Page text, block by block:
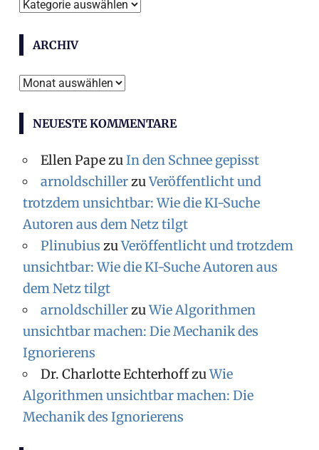
Themen
ARCHIV
Archiv
NEUESTE KOMMENTARE
Ellen PapezuIn den Schnee gepisst
arnoldschillerzuVeröffentlicht und
trotzdem unsichtbar: Wie die KI-Suche
Autoren aus dem Netz tilgt
Plinubius zuVeröffentlicht und trotzdem
unsichtbar: Wie die KI-Suche Autoren aus
dem Netz tilgt
arnoldschillerzuWie Algorithmen
unsichtbar machen: Die Mechanik des
Ignorierens
Dr. Charlotte EchterhoffzuWie
Algorithmen unsichtbar machen: Die
Mechanik des Ignorierens